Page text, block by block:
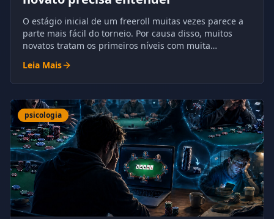
O estágio inicial de um freeroll muitas vezes parece a
parte mais fácil do torneio. Por causa disso, muitos
novatos tratam os primeiros níveis com muita
Leia Mais
psicologia